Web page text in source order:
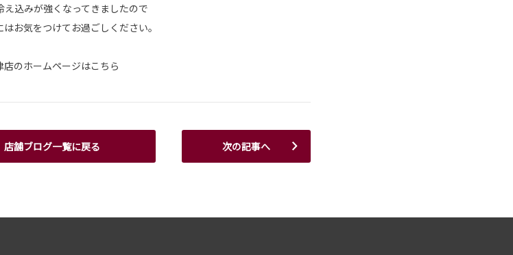
え込みが強くなってきましたので
お気をつけてお過ごしください。
店のホームページはこちら
店舗ブログ一覧に戻る 次の記事へ